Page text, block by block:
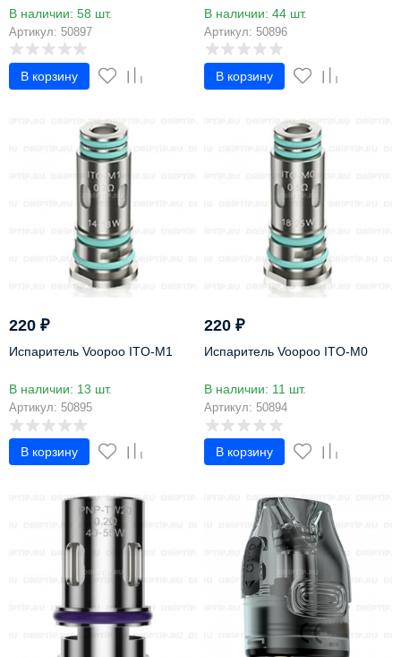
В наличии: 58 шт.
Артикул: 50897
В корзину
В наличии: 44 шт.
Артикул: 50896
В корзину
220 ₽
Испаритель Voopoo ITO-M1
В наличии: 13 шт.
Артикул: 50895
В корзину
220₽
Испаритель Voopoo ITO-M0
В наличии: 11 шт.
Артикул: 50894
В корзину